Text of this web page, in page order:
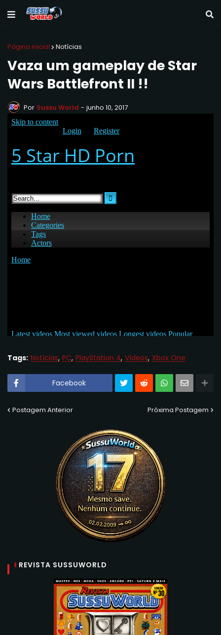
Página inicial Notícias
Vaza um gameplay de Star
Wars Battlefront II !!
Por Sussu World - junho 10, 2017
Tags: Notícias PC PlayStation 4 Vídeos Xbox One
Facebook
Postagem Anterior Próxima Postagem
REVISTA SUSSUWORLD